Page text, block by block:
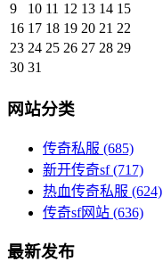
9
10 11 12 13 14 15
16 17 18 19 20 21 22
23 24 25 26 27 28 29
30 31
网站分类
传奇私服 (685)
新开传奇sf(717)
热血传奇私服 (624)
传奇sf网站 (636)
最新发布